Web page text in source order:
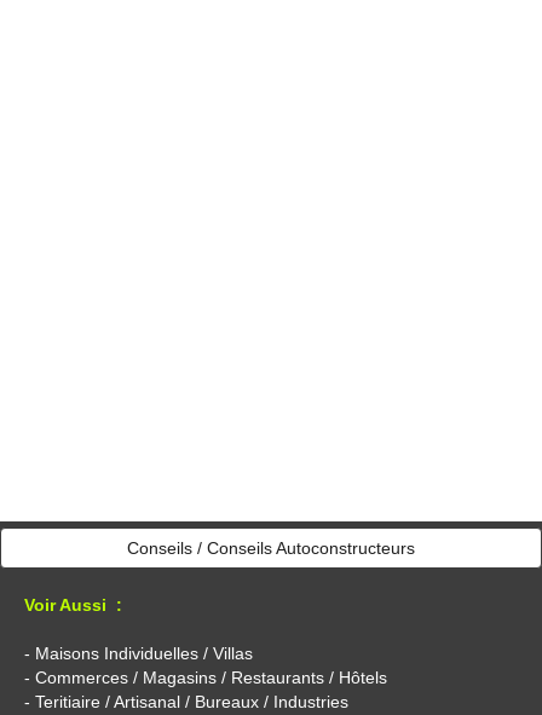
Conseils / Conseils Autoconstructeurs
Voir Aussi :
- Maisons Individuelles / Villas
- Commerces / Magasins / Restaurants / Hôtels
- Teritiaire / Artisanal / Bureaux / Industries